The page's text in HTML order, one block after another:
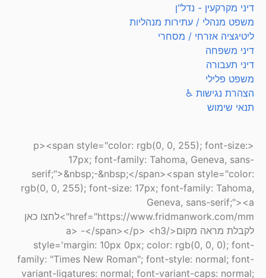
דיני מקרקעין - נדל"ן
משפט מנהלי / עתירות מנהליות
ליטיגציה אזרחי / מסחרי
דיני משפחה
דיני תעבורה
משפט פלילי
הצהרת נגישות ♿
תנאי שימוש
<p><span style="color: rgb(0, 0, 255); font-size:
17px; font-family: Tahoma, Geneva, sans-
serif;">&nbsp;-&nbsp;</span><span style="color:
rgb(0, 0, 255); font-size: 17px; font-family: Tahoma,
Geneva, sans-serif;"><a
href="https://www.fridmanwork.com/mm">לחצו כאן
לקבלת מראה מקום</a> -</span></p> <h3
style='margin: 10px 0px; color: rgb(0, 0, 0); font-
family: "Times New Roman"; font-style: normal; font-
variant-ligatures: normal; font-variant-caps: normal;